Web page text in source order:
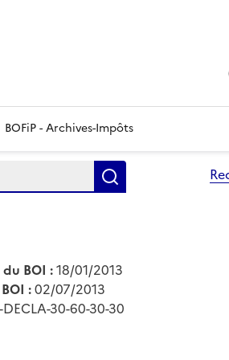
BOFiP - Archives-Impôts
BOI :18/01/2013
:02/07/2013
DECLA-30-60-30-30